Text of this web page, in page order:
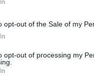
opt-out of the Sale of my
opt-out of processing my
τη βραστή γίδα, το
για τις ΠΟΠ
είναι ο
ότι έχει τις
του
τους συντρόφους